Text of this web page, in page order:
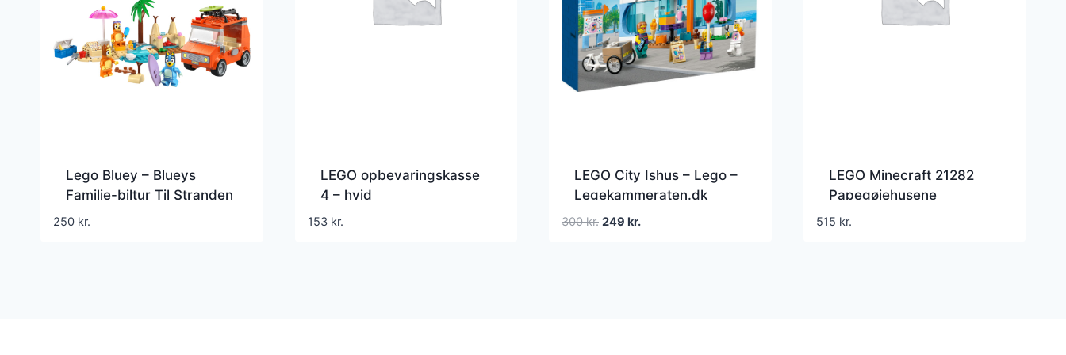
Lego Bluey – Blueys
Familie-biltur Til Stranden
– 11202
250 kr.
LEGO opbevaringskasse
4 – hvid
153 kr.
LEGO City Ishus – Lego –
Legekammeraten.dk
300kr. Den
249 kr.Den
LEGO Minecraft 21282
Papegøjehusene
515 kr.